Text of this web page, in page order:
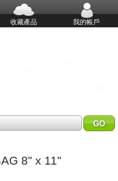
收藏產品 我的帳戶
8" x 11"